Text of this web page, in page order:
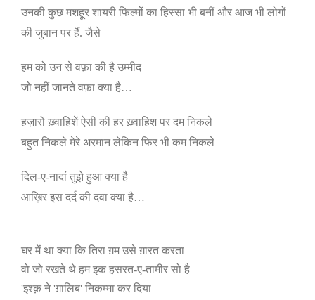
उनकी कुछ मशहूर शायरी फिल्मों का हिस्सा भी बनीं और आज भी लोगों
की जुबान पर हैं. जैसे
हम को उन से वफ़ा की है उम्मीद
जो नहीं जानते वफ़ा क्या है…
हज़ारों ख़्वाहिशें ऐसी की हर ख़्वाहिश पर दम निकले
बहुत निकले मेरे अरमान लेकिन फिर भी कम निकले
दिल-ए-नादां तुझे हुआ क्या है
आख़िर इस दर्द की दवा क्या है…
घर में था क्या कि तिरा ग़म उसे ग़ारत करता
वो जो रखते थे हम इक हसरत-ए-तामीर सो है
'इश्क़ ने'ग़ालिब' निकम्मा कर दिया